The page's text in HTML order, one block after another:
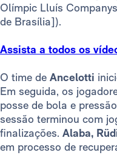
Olímpic Lluís Companys
de Brasília]).
Assista a todos os
O time de Ancelotti
Em seguida, os
posse de bola e
sessão terminou com
finalizações. Alaba,
em processo de